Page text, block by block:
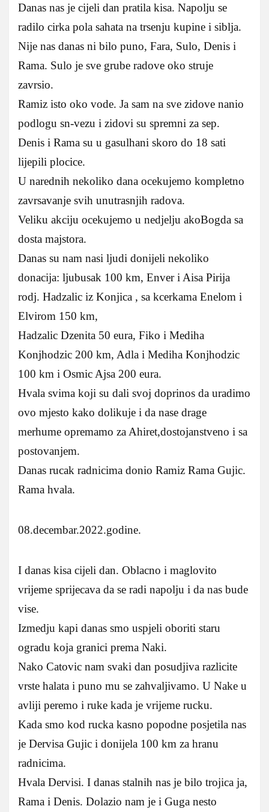
Danas nas je cijeli dan pratila kisa. Napolju se
radilo cirka pola sahata na trsenju kupine i siblja.
Nije nas danas ni bilo puno, Fara, Sulo, Denis i
Rama. Sulo je sve grube radove oko struje
zavrsio.
Ramiz isto oko vode. Ja sam na sve zidove nanio
podlogu sn-vezu i zidovi su spremni za sep.
Denis i Rama su u gasulhani skoro do 18 sati
lijepili plocice.
U narednih nekoliko dana ocekujemo kompletno
zavrsavanje svih unutrasnjih radova.
Veliku akciju ocekujemo u nedjelju akoBogda sa
dosta majstora.
Danas su nam nasi ljudi donijeli nekoliko
donacija: ljubusak 100 km, Enver i Aisa Pirija
rodj. Hadzalic iz Konjica , sa kcerkama Enelom i
Elvirom 150 km,
Hadzalic Dzenita 50 eura, Fiko i Mediha
Konjhodzic 200 km, Adla i Mediha Konjhodzic
100 km i Osmic Ajsa 200 eura.
Hvala svima koji su dali svoj doprinos da uradimo
ovo mjesto kako dolikuje i da nase drage
merhume opremamo za Ahiret,dostojanstveno i sa
postovanjem.
Danas rucak radnicima donio Ramiz Rama Gujic.
Rama hvala.
08.decembar.2022.godine.
I danas kisa cijeli dan. Oblacno i maglovito
vrijeme sprijecava da se radi napolju i da nas bude
vise.
Izmedju kapi danas smo uspjeli oboriti staru
ogradu koja granici prema Naki.
Nako Catovic nam svaki dan posudjiva razlicite
vrste halata i puno mu se zahvaljivamo. U Nake u
avliji peremo i ruke kada je vrijeme rucku.
Kada smo kod rucka kasno popodne posjetila nas
je Dervisa Gujic i donijela 100 km za hranu
radnicima.
Hvala Dervisi. I danas stalnih nas je bilo trojica ja,
Rama i Denis. Dolazio nam je i Guga nesto